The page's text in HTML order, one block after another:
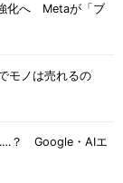
化へ Metaが「ブ
モノは売れるの
？ Google・AIエ